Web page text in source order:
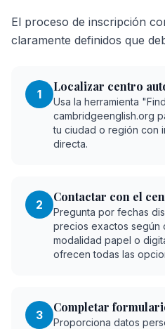
El proceso de inscripción
claramente definidos que
1
Localizar centro
Usa la herramienta
cambridgeenglish.org
tu ciudad o región con
directa.
2
Contactar con el
Pregunta por fechas
precios exactos según
modalidad papel o
ofrecen todas las
3
Completar
Proporciona datos